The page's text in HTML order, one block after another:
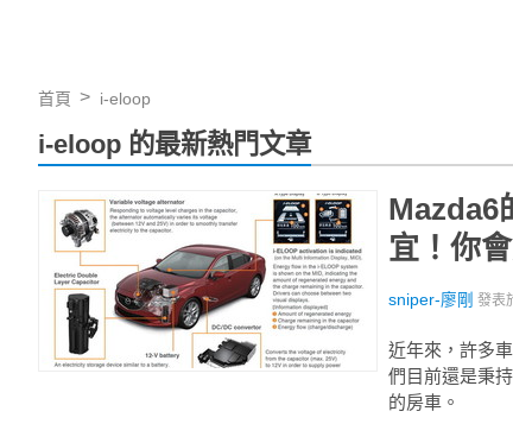
首頁 i-eloop
i-eloop 的最新熱門文章
Mazda6
宜！你
sniper-廖剛 發表
近年來，許多
們目前還是秉
的房車。